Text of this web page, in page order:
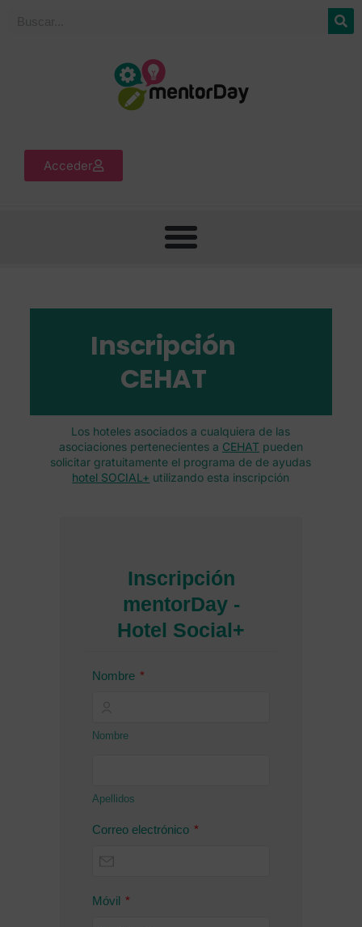
Acceder
Inscripción
CEHAT
Los hoteles asociados a cualquiera de las
asociaciones pertenecientes a CEHATpueden
solicitar gratuitamente el programa de de ayudas
hotel SOCIAL+ utilizando esta inscripción